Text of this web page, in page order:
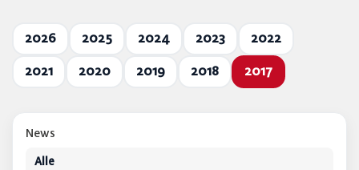
2026 2025 2024 2023 2022
2021 2020 2019 2018 2017
News
Alle